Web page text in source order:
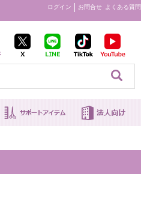
ログイン お問合せ よくある質問